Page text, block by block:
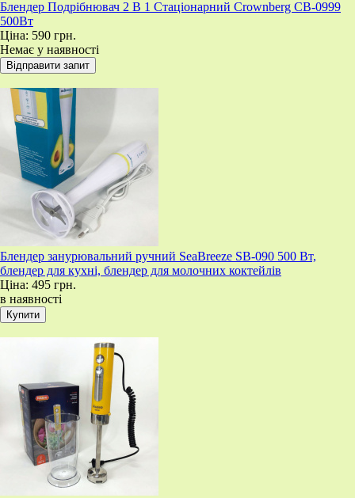
Блендер Подрібнювач 2 В 1 Стаціонарний Crownberg CB-0999
500Вт
Ціна: 590 грн.
Немає у наявності
Блендер занурювальний ручний SeaBreeze SB-090 500 Вт,
блендер для кухні, блендер для молочних коктейлів
Ціна: 495 грн.
в наявності